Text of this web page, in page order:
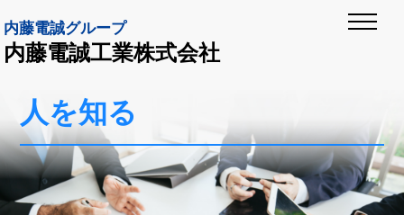
内藤電誠グループ
内藤電誠工業株式会社
人を知る